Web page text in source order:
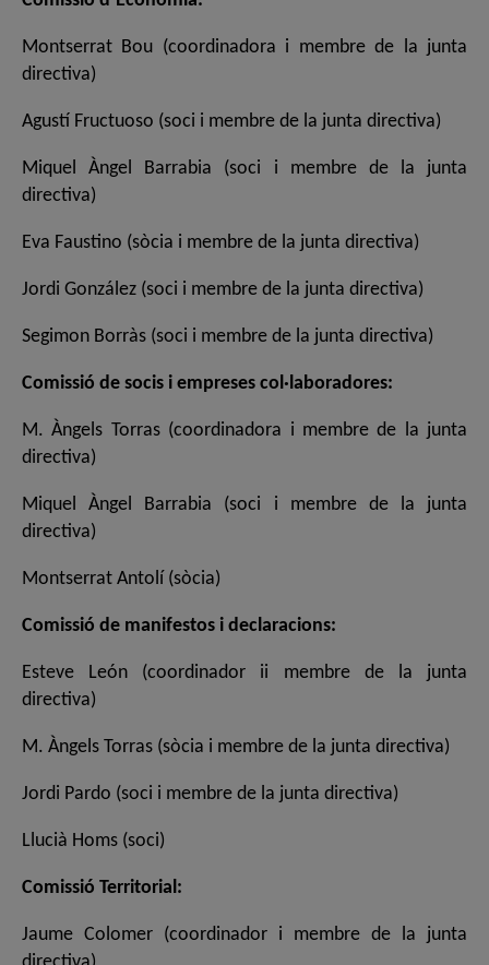
Montserrat Bou (coordinadora i membre de la junta
directiva)
Agustí Fructuoso (soci i membre de la junta directiva)
Miquel Àngel Barrabia (soci i membre de la junta
directiva)
Eva Faustino (sòcia i membre de la junta directiva)
Jordi González (soci i membre de la junta directiva)
Segimon Borràs (soci i membre de la junta directiva)
Comissió de socis i empreses col·laboradores:
M. Àngels Torras (coordinadora i membre de la junta
directiva)
Miquel Àngel Barrabia (soci i membre de la junta
directiva)
Montserrat Antolí (sòcia)
Comissió de manifestos i declaracions:
Esteve León (coordinador ii membre de la junta
directiva)
M. Àngels Torras (sòcia i membre de la junta directiva)
Jordi Pardo (soci i membre de la junta directiva)
Llucià Homs (soci)
Comissió Territorial:
Jaume Colomer (coordinador i membre de la junta